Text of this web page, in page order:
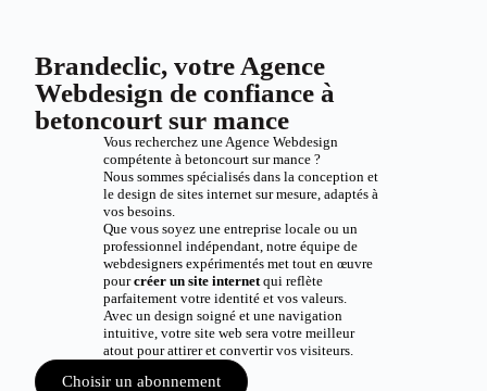
Brandeclic, votre Agence
Webdesign de confiance à
betoncourt sur mance
Vous recherchez une Agence Webdesign
compétente à betoncourt sur mance ?
Nous sommes spécialisés dans la conception et
le design de sites internet sur mesure, adaptés à
vos besoins.
Que vous soyez une entreprise locale ou un
professionnel indépendant, notre équipe de
webdesigners expérimentés met tout en œuvre
pourcréer un site internetqui reflète
parfaitement votre identité et vos valeurs.
Avec un design soigné et une navigation
intuitive, votre site web sera votre meilleur
atout pour attirer et convertir vos visiteurs.
Choisir un abonnement